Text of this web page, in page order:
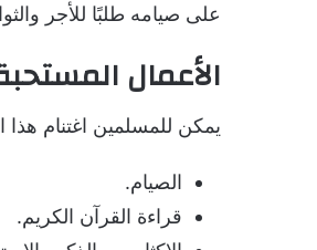
على صيامه طلبًا للأجر
الأعمال
يمكن للمسلمين اغتنام هذا
الصيام.
قراءة القرآن الكريم.